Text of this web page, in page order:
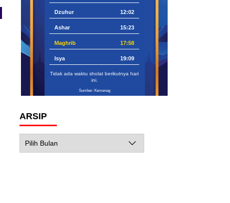
Dzuhur 12:02
Ashar 15:23
Maghrib 17:58
Isya 19:09
Tidak ada waktu sholat berikutnya hari
ini.
Sumber: Kemenag
ARSIP